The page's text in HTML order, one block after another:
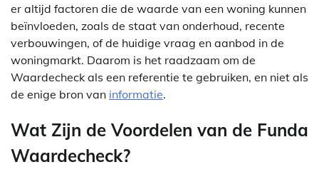
er altijd factoren die de waarde van een woning kunnen
beïnvloeden, zoals de staat van onderhoud, recente
verbouwingen, of de huidige vraag en aanbod in de
woningmarkt. Daarom is het raadzaam om de
Waardecheck als een referentie te gebruiken, en niet als
de enige bron van informatie.
Wat Zijn de Voordelen van de Funda
Waardecheck?